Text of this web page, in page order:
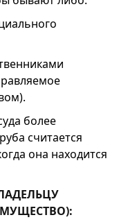
более
считается
она находится